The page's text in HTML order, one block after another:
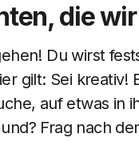
die
Du wirst
gilt: Sei kreativ!
auf etwas in
Frag nach